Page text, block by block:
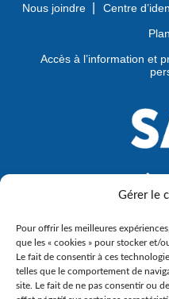
Gérer le
Pour offrir les meilleures
que les « cookies » pour stocker et/
Le fait de consentir à ces
telles que le comportement de
site. Le fait de ne pas consentir ou
Nous joindre Centre
Accès à l’information et